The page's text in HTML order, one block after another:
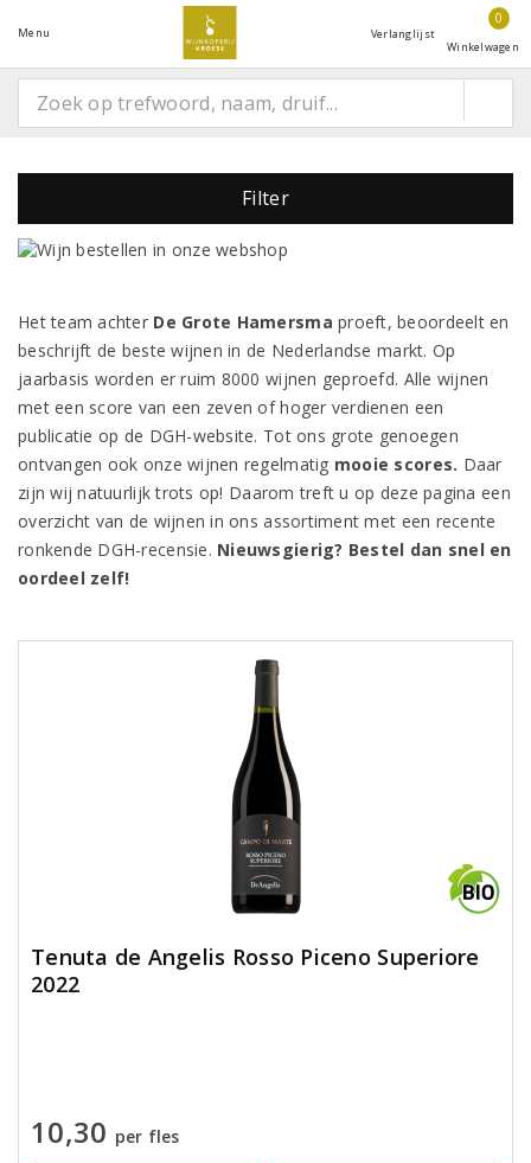
Menu Verlanglijst
0
Winkelwagen
Filter
Het team achter De Grote Hamersma proeft, beoordeelt en
beschrijft de beste wijnen in de Nederlandse markt. Op
jaarbasis worden er ruim 8000 wijnen geproefd. Alle wijnen
met een score van een zeven of hoger verdienen een
publicatie op de DGH-website. Tot ons grote genoegen
ontvangen ook onze wijnen regelmatig mooie scores. Daar
zijn wij natuurlijk trots op! Daarom treft u op deze pagina een
overzicht van de wijnen in ons assortiment met een recente
ronkende DGH-recensie. Nieuwsgierig? Bestel dan snel en
oordeel zelf!
Tenuta de Angelis Rosso Piceno Superiore
2022
10,30 per fles